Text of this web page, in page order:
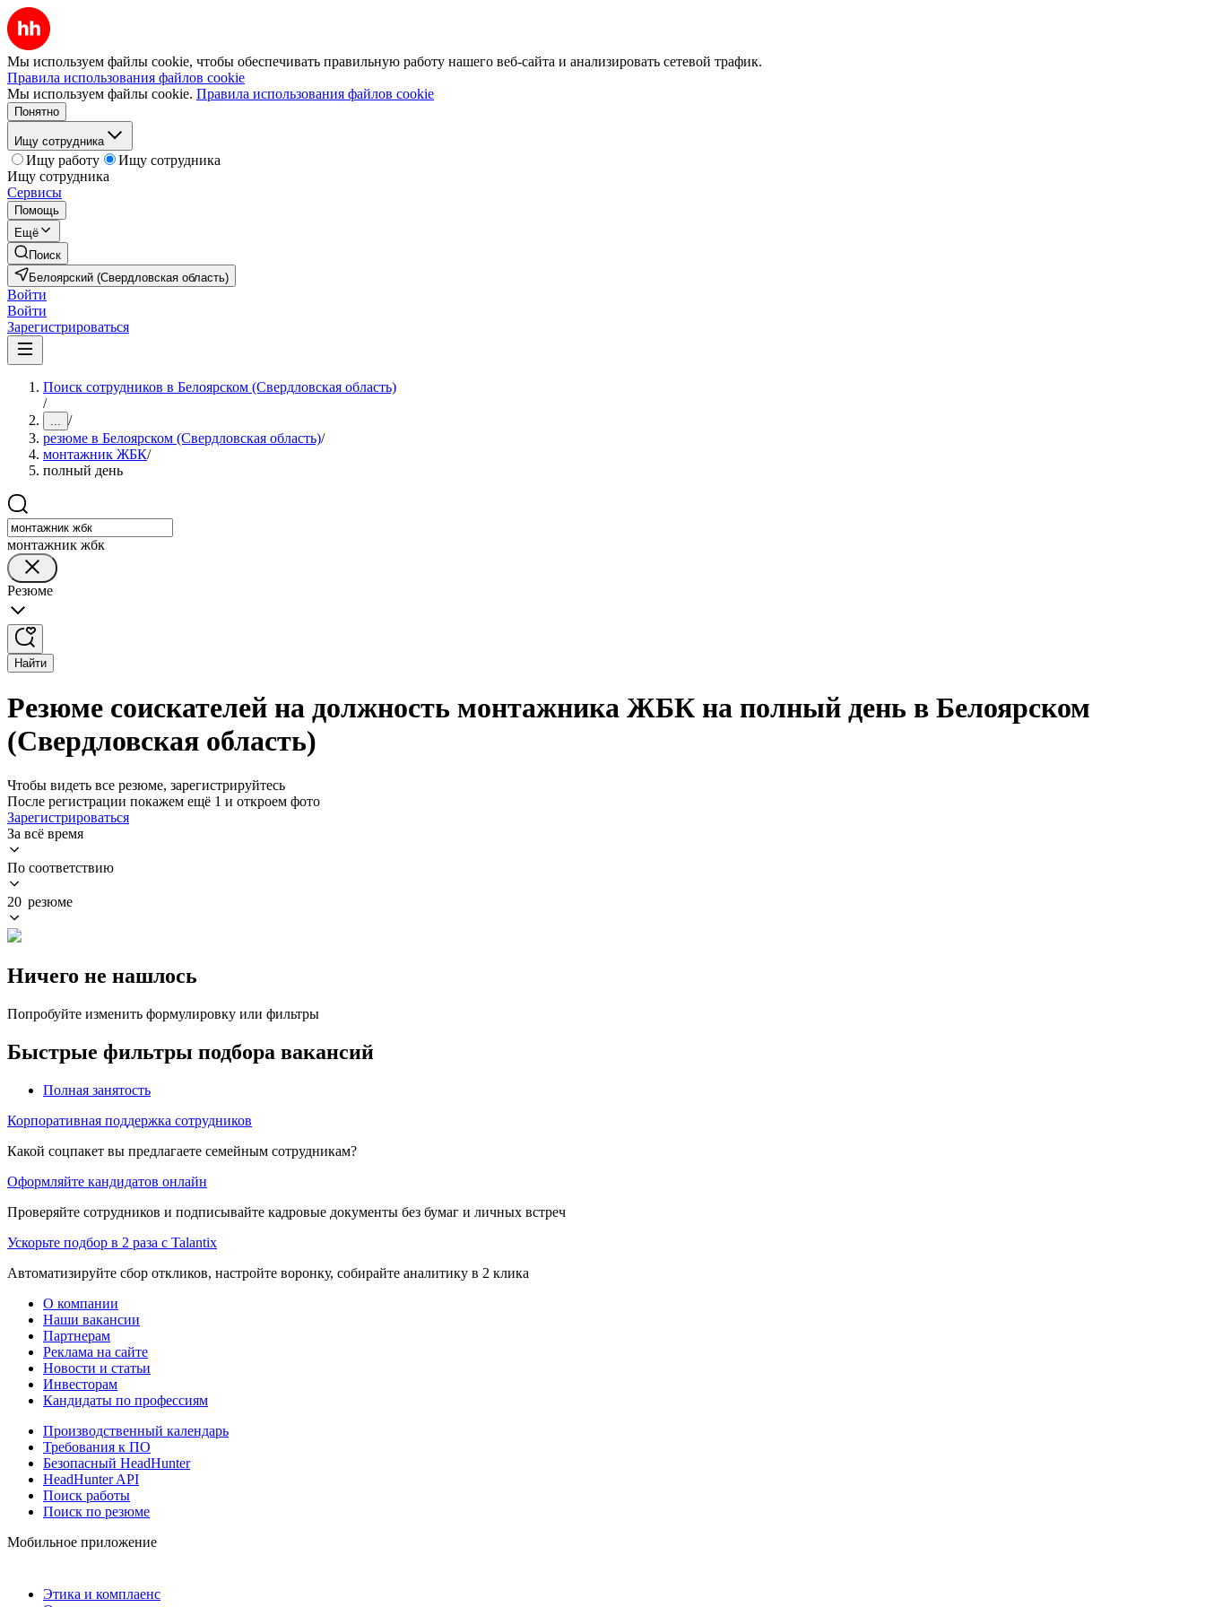
Мы используем файлы cookie, чтобы обеспечивать правильную работу нашего веб-сайта и анализировать сетевой трафик.
Правила использования файлов cookie
Мы используем файлы cookie. Правила использования файлов cookie
Понятно
Ищу сотрудника
Ищу работу
Ищу сотрудника
Ищу сотрудника
Сервисы
Помощь
Ещё
Поиск
Белоярский (Свердловская область)
Войти
Войти
Зарегистрироваться
Поиск сотрудников в Белоярском (Свердловская область)
/
... /
резюме в Белоярском (Свердловская область)/
монтажник ЖБК/
полный день
монтажник жбк
Резюме
Найти
Резюме соискателей на должность монтажника ЖБК на полный день в Белоярском
(Свердловская область)
Чтобы видеть все резюме, зарегистрируйтесь
После регистрации покажем ещё 1 и откроем фото
Зарегистрироваться
За всё время
По соответствию
20 резюме
Ничего не нашлось
Попробуйте изменить формулировку или фильтры
Быстрые фильтры подбора вакансий
Полная занятость
Корпоративная поддержка сотрудников
Какой соцпакет вы предлагаете семейным сотрудникам?
Оформляйте кандидатов онлайн
Проверяйте сотрудников и подписывайте кадровые документы без бумаг и личных встреч
Ускорьте подбор в 2 раза с Talantix
Автоматизируйте сбор откликов, настройте воронку, собирайте аналитику в 2 клика
О компании
Наши вакансии
Партнерам
Реклама на сайте
Новости и статьи
Инвесторам
Кандидаты по профессиям
Производственный календарь
Требования к ПО
Безопасный HeadHunter
HeadHunter API
Поиск работы
Поиск по резюме
Мобильное приложение
Этика и комплаенс